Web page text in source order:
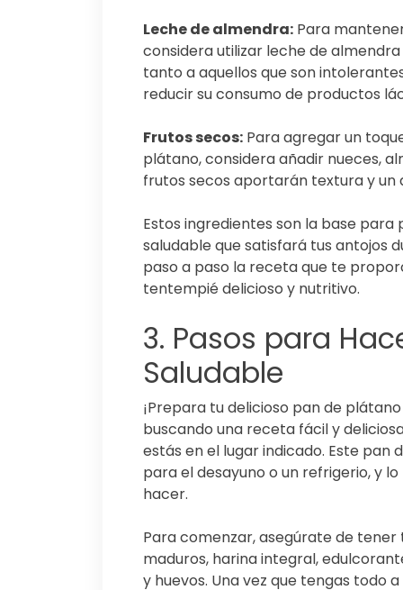
Leche de almendra: Para
considera utilizar leche de
tanto a aquellos que son
reducir su consumo de productos
Frutos secos: Para agregar un
plátano, considera añadir nueces,
frutos secos aportarán textura y
Estos ingredientes son la base
saludable que satisfará tus antojos
paso a paso la receta que te
tentempié delicioso y nutritivo.
3. Pasos para
Saludable
¡Prepara tu delicioso pan de
buscando una receta fácil y
estás en el lugar indicado. Este
para el desayuno o un refrigerio, y
hacer.
Para comenzar, asegúrate de
maduros, harina integral,
y huevos. Una vez que tengas todo